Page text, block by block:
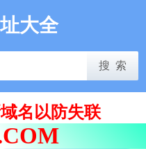
大全
名以防失联